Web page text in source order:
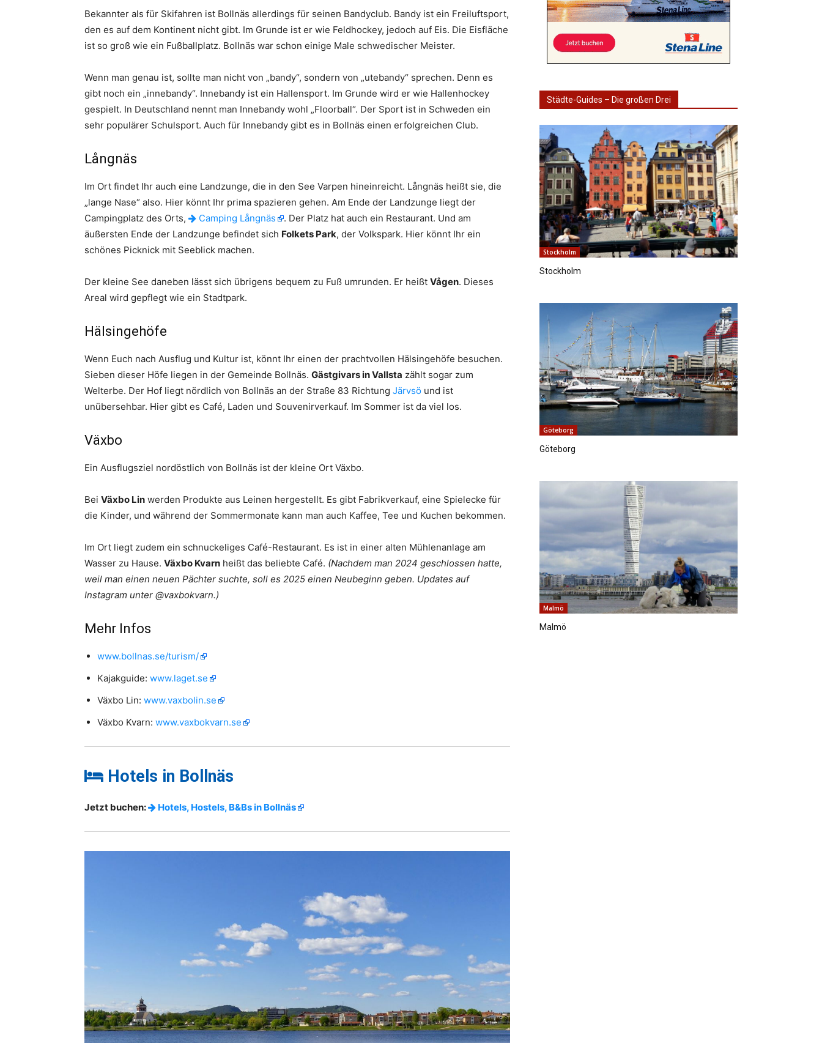
Bekannter als für Skifahren ist Bollnäs allerdings für seinen Bandyclub. Bandy ist ein Freiluftsport,
den es auf dem Kontinent nicht gibt. Im Grunde ist er wie Feldhockey, jedoch auf Eis. Die Eisfläche
ist so groß wie ein Fußballplatz. Bollnäs war schon einige Male schwedischer Meister.
Wenn man genau ist, sollte man nicht von „bandy“, sondern von „utebandy“ sprechen. Denn es
gibt noch ein „innebandy“. Innebandy ist ein Hallensport. Im Grunde wird er wie Hallenhockey
gespielt. In Deutschland nennt man Innebandy wohl „Floorball“. Der Sport ist in Schweden ein
sehr populärer Schulsport. Auch für Innebandy gibt es in Bollnäs einen erfolgreichen Club.
Långnäs
Im Ort findet Ihr auch eine Landzunge, die in den See Varpen hineinreicht. Långnäs heißt sie, die
„lange Nase“ also. Hier könnt Ihr prima spazieren gehen. Am Ende der Landzunge liegt der
Campingplatz des Orts,
Camping Långnäs
. Der Platz hat auch ein Restaurant. Und am
äußersten Ende der Landzunge befindet sich Folkets Park, der Volkspark. Hier könnt Ihr ein
schönes Picknick mit Seeblick machen.
Der kleine See daneben lässt sich übrigens bequem zu Fuß umrunden. Er heißt Vågen. Dieses
Areal wird gepflegt wie ein Stadtpark.
Hälsingehöfe
Wenn Euch nach Ausflug und Kultur ist, könnt Ihr einen der prachtvollen Hälsingehöfe besuchen.
Sieben dieser Höfe liegen in der Gemeinde Bollnäs. Gästgivars in Vallsta zählt sogar zum
Welterbe. Der Hof liegt nördlich von Bollnäs an der Straße 83 Richtung Järvsö und ist
unübersehbar. Hier gibt es Café, Laden und Souvenirverkauf. Im Sommer ist da viel los.
Växbo
Ein Ausflugsziel nordöstlich von Bollnäs ist der kleine Ort Växbo.
Bei Växbo Lin werden Produkte aus Leinen hergestellt. Es gibt Fabrikverkauf, eine Spielecke für
die Kinder, und während der Sommermonate kann man auch Kaffee, Tee und Kuchen bekommen.
Im Ort liegt zudem ein schnuckeliges Café-Restaurant. Es ist in einer alten Mühlenanlage am
Wasser zu Hause. Växbo Kvarn heißt das beliebte Café. (Nachdem man 2024 geschlossen hatte,
weil man einen neuen Pächter suchte, soll es 2025 einen Neubeginn geben. Updates auf
Instagram unter @vaxbokvarn.)
Mehr Infos
www.bollnas.se/turism/
Kajakguide: www.laget.se
Växbo Lin: www.vaxbolin.se
Växbo Kvarn: www.vaxbokvarn.se
Hotels in Bollnäs
Jetzt buchen: Hotels, Hostels, B&Bs in Bollnäs
Städte-Guides – Die großen Drei
Stockholm
Stockholm
Göteborg
Göteborg
Malmö
Malmö